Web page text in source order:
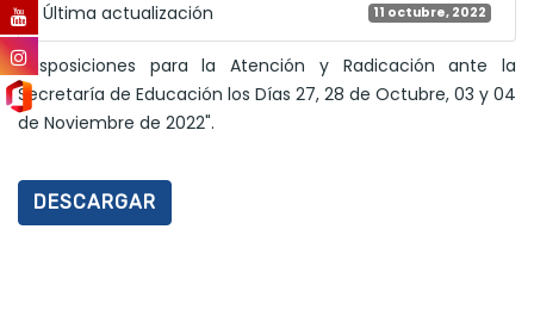
Última actualización 11 octubre, 2022
"Disposiciones para la Atención y Radicación ante la
Secretaría de Educación los Días 27, 28 de Octubre, 03 y 04
de Noviembre de 2022".
DESCARGAR